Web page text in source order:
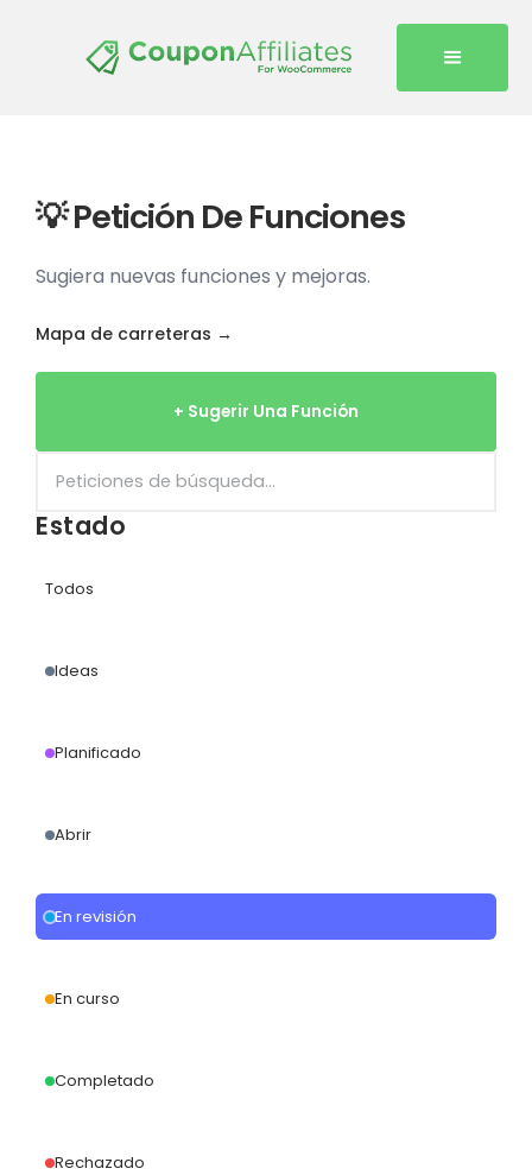
💡 Petición De Funciones
Sugiera nuevas funciones y mejoras.
Mapa de carreteras →
+ Sugerir Una Función
Estado
Todos
Ideas
Planificado
Abrir
En revisión
En curso
Completado
Rechazado